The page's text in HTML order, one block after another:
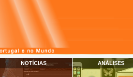
NOTÍCIAS ANÁLISES